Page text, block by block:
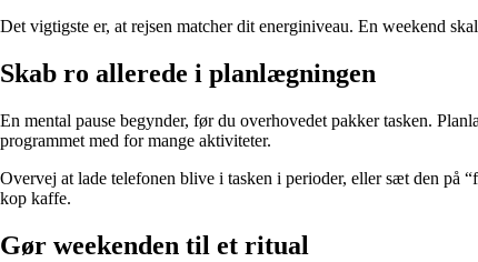
Det vigtigste er, at rejsen matcher dit energiniveau. En weekend
Skab ro allerede i planlægningen
En mental pause begynder, før du overhovedet pakker tasken.
programmet med for mange aktiviteter.
Overvej at lade telefonen blive i tasken i perioder, eller sæt den på
kop kaffe.
Gør weekenden til et ritual